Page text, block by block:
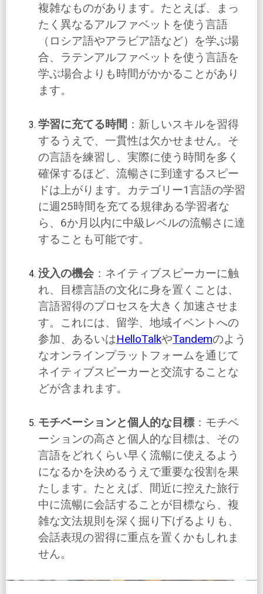
複雑なものがあります。たとえば、まっ
たく異なるアルファベットを使う言語
（ロシア語やアラビア語など）を学ぶ場
合、ラテンアルファベットを使う言語を
学ぶ場合よりも時間がかかることがあり
ます。
学習に充てる時間 ：新しいスキルを習得
するうえで、一貫性は欠かせません。そ
の言語を練習し、実際に使う時間を多く
確保するほど、流暢さに到達するスピー
ドは上がります。カテゴリー1言語の学習
に週25時間を充てる規律ある学習者な
ら、6か月以内に中級レベルの流暢さに達
することも可能です。
没入の機会：ネイティブスピーカーに触
れ、目標言語の文化に身を置くことは、
言語習得のプロセスを大きく加速させま
す。これには、留学、地域イベントへの
参加、あるいはHelloTalkやTandemのよう
なオンラインプラットフォームを通じて
ネイティブスピーカーと交流することな
どが含まれます。
モチベーションと個人的な目標 ：モチベ
ーションの高さと個人的な目標は、その
言語をどれくらい早く流暢に使えるよう
になるかを決めるうえで重要な役割を果
たします。たとえば、間近に控えた旅行
中に流暢に会話することが目標なら、複
雑な文法規則を深く掘り下げるよりも、
会話表現の習得に重点を置くかもしれま
せん。